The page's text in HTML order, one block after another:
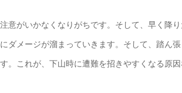
意がいかなくなりがちです。そして、早く降り
ダメージが溜まっていきます。そして、踏ん張
。これが、下山時に遭難を招きやすくなる原因